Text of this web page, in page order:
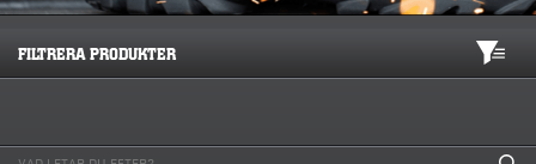
FILTRERA PRODUKTER